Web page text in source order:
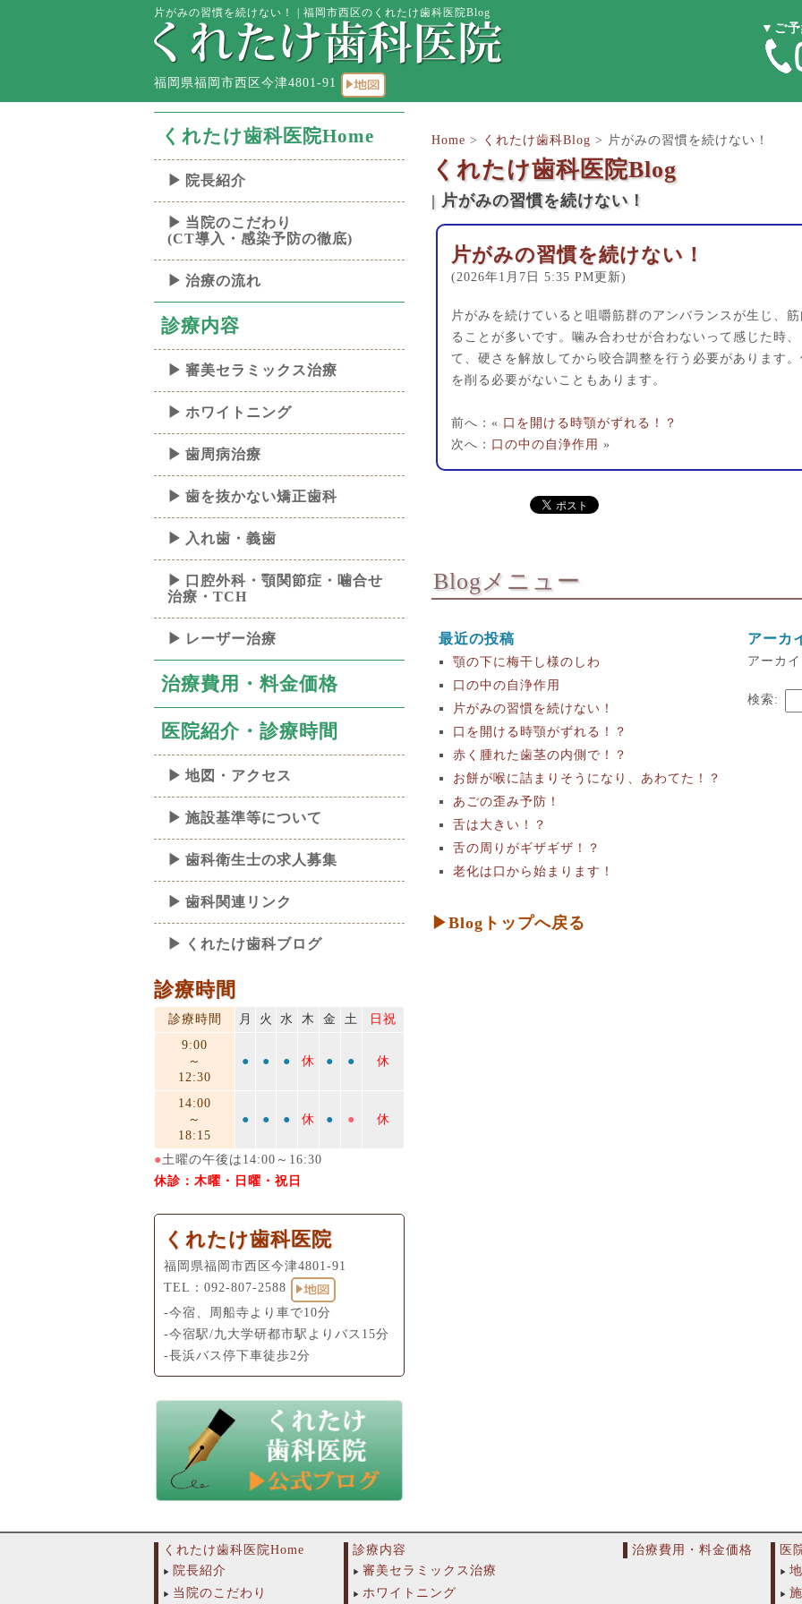
片がみの習慣を続けない！ | 福岡市西区のくれたけ歯科医院Blog
福岡県福岡市西区今津4801-91
▼ご予
くれたけ歯科医院Home
院長紹介
当院のこだわり
(CT導入・感染予防の徹底)
治療の流れ
診療内容
審美セラミックス治療
ホワイトニング
歯周病治療
歯を抜かない矯正歯科
入れ歯・義歯
口腔外科・顎関節症・噛合せ
治療・TCH
レーザー治療
治療費用・料金価格
医院紹介・診療時間
地図・アクセス
施設基準等について
歯科衛生士の求人募集
歯科関連リンク
くれたけ歯科ブログ
Home > くれたけ歯科Blog > 片がみの習慣を続けない！
くれたけ歯科医院Blog
| 片がみの習慣を続けない！
片がみの習慣を続けない！
(2026年1月7日 5:35 PM更新)
片がみを続けていると咀嚼筋群のアンバランスが生じ、
ることが多いです。噛み合わせが合わないって感じた時
て、硬さを解放してから咬合調整を行う必要があります
を削る必要がないこともあります。
前へ：« 口を開ける時顎がずれる！？
次へ： 口の中の自浄作用 »
Blogメニュー
最近の投稿
顎の下に梅干し様のしわ
口の中の自浄作用
片がみの習慣を続けない！
口を開ける時顎がずれる！？
赤く腫れた歯茎の内側で！？
お餅が喉に詰まりそうになり、あわてた！？
あごの歪み予防！
舌は大きい！？
舌の周りがギザギザ！？
老化は口から始まります！
アーカ
アーカ
検索:
▶Blogトップへ戻る
診療時間
診療時間 月 火 水 木 金 土
日祝
9:00
～
12:30
● ● ● 休 ● ● 休
14:00
～
18:15
● ● ● 休 ● ● 休
●土曜の午後は14:00～16:30
休診：木曜・日曜・祝日
くれたけ歯科医院
福岡県福岡市西区今津4801-91
TEL： 092-807-2588
-今宿、周船寺より車で10分
-今宿駅/九大学研都市駅よりバス15分
-長浜バス停下車徒歩2分
くれたけ歯科医院Home
院長紹介
当院のこだわり
診療内容
審美セラミックス治療
ホワイトニング
治療費用・料金価格
医